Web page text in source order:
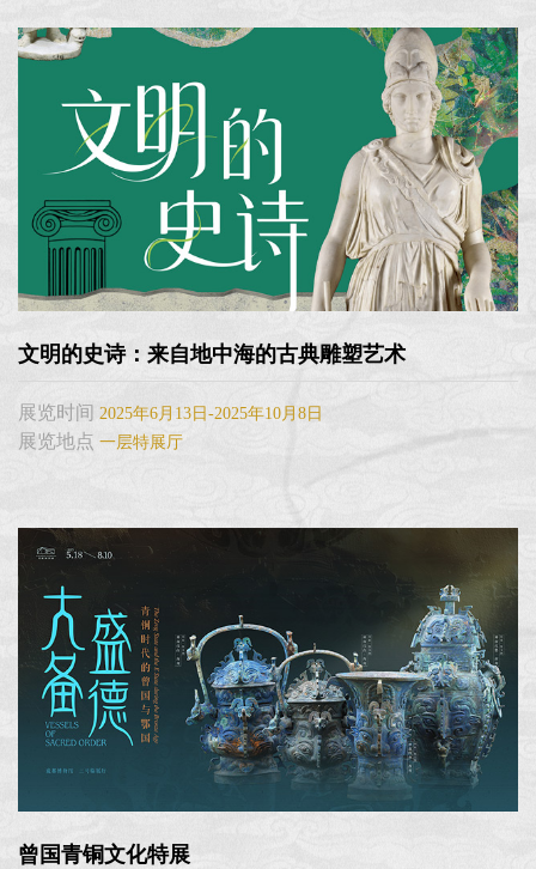
文明的史诗：来自地中海的古典雕塑艺术
展览时间 2025年6月13日-2025年10月8日
展览地点 一层特展厅
曾国青铜文化特展